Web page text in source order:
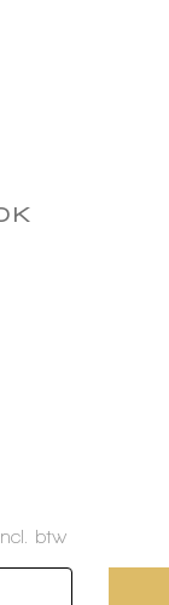
btw